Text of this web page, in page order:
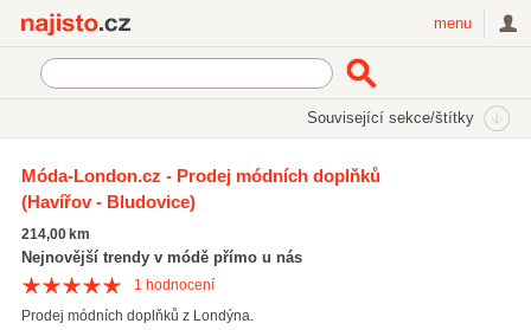
menu
Související sekce/štítky
deštníky(84)
potisk reklamních předmětů
psací potřeby
Móda-London.cz - Prodej módních doplňků
(Havířov - Bludovice)
214,00 km
Nejnovější trendy v módě přímo u nás
1 hodnocení
Prodej módních doplňků z Londýna.